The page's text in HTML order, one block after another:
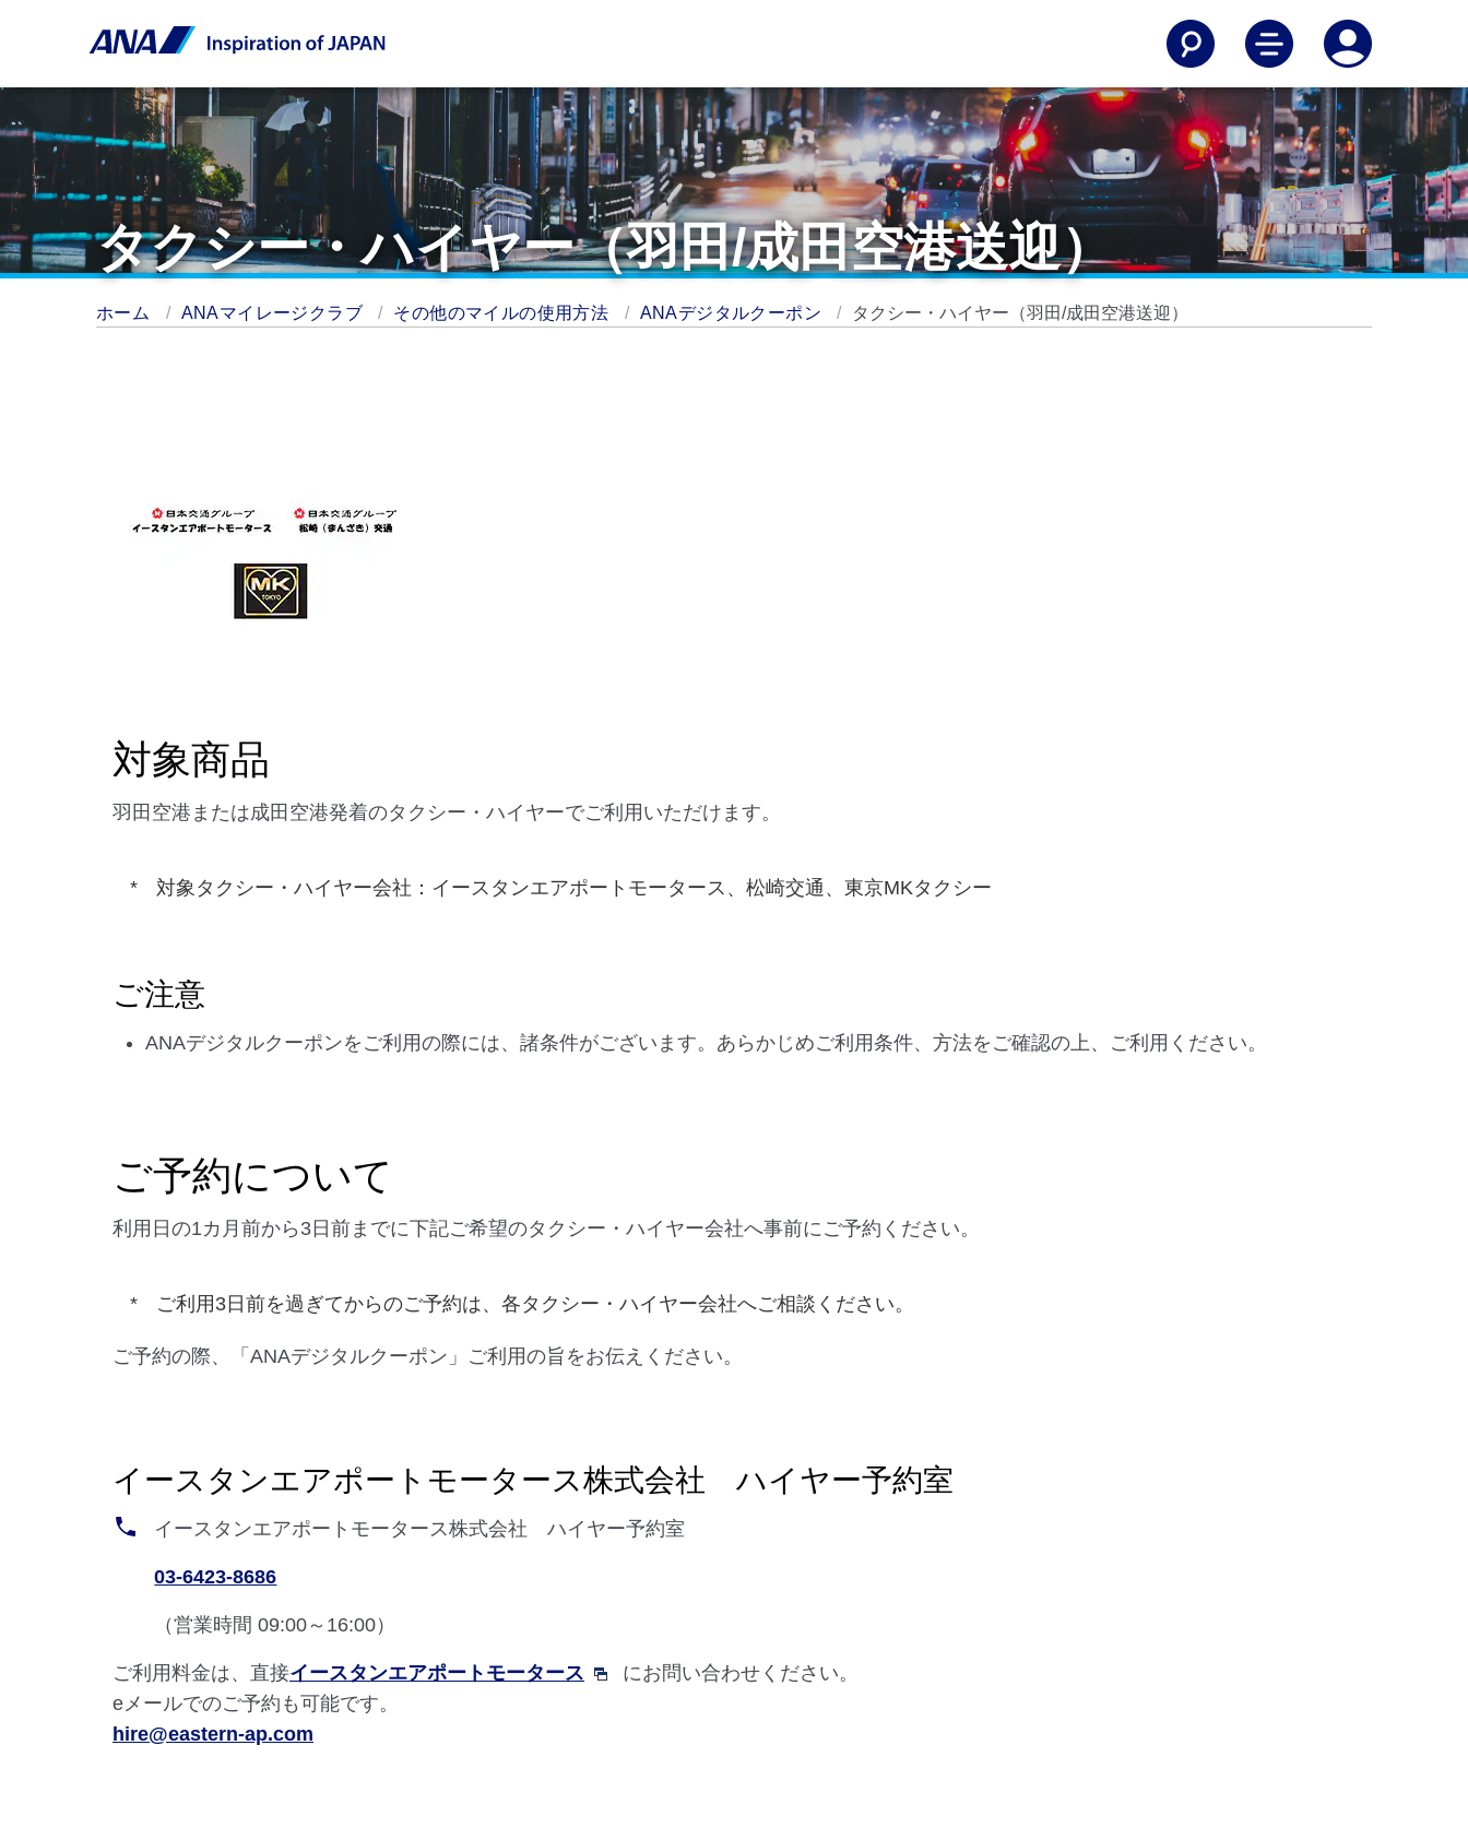
タクシー・ハイヤー（羽田/成田空港送迎）
ホーム ANAマイレージクラブ その他のマイルの使用方法 ANAデジタルクーポン タクシー・ハイヤー（羽田/成田空港送迎）
対象商品
羽田空港または成田空港発着のタクシー・ハイヤーでご利用いただけます。
対象タクシー・ハイヤー会社：イースタンエアポートモータース、松崎交通、東京MKタクシー
ご注意
ANAデジタルクーポンをご利用の際には、諸条件がございます。あらかじめご利用条件、方法をご確認の上、ご利用ください。
ご予約について
利用日の1カ月前から3日前までに下記ご希望のタクシー・ハイヤー会社へ事前にご予約ください。
ご利用3日前を過ぎてからのご予約は、各タクシー・ハイヤー会社へご相談ください。
ご予約の際、「ANAデジタルクーポン」ご利用の旨をお伝えください。
イースタンエアポートモータース株式会社 ハイヤー予約室
イースタンエアポートモータース株式会社 ハイヤー予約室
03-6423-8686
（営業時間 09:00～16:00）
ご利用料金は、直接イースタンエアポートモータース
にお問い合わせください。
eメールでのご予約も可能です。
hire@eastern-ap.com